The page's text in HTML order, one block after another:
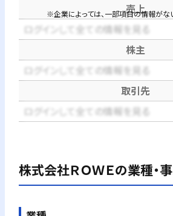
売上
ログインして全ての情報を見る
株主
ログインして全ての情報を見る
取引先
ログインして全ての情報を見る
※企業によっては、一部項目の情報がな
株式会社ＲＯＷＥの業種・